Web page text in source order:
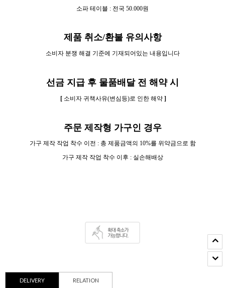
소파 테이블 : 전국 50.000원
제품 취소/환불 유의사항
소비자 분쟁 해결 기준에 기재되어있는 내용입니다
선금 지급 후 물품배달 전 해약 시
[ 소비자 귀책사유(변심등)로 인한 해약 ]
주문 제작형 가구인 경우
가구 제작 작업 착수 이전 : 총 제품금액의 10%를 위약금으로 함
가구 제작 작업 착수 이후 : 실손해배상
DELIVERY RELATION